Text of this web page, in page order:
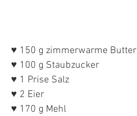
♥ 150 g zimmerwarme Butter
♥ 100 g Staubzucker
♥ 1 Prise Salz
♥ 2 Eier
♥ 170 g Mehl